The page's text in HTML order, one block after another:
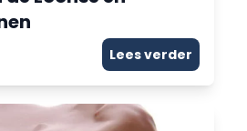
Lees verder